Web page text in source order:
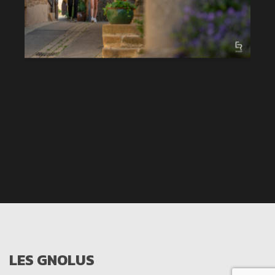
LES GNOLUS